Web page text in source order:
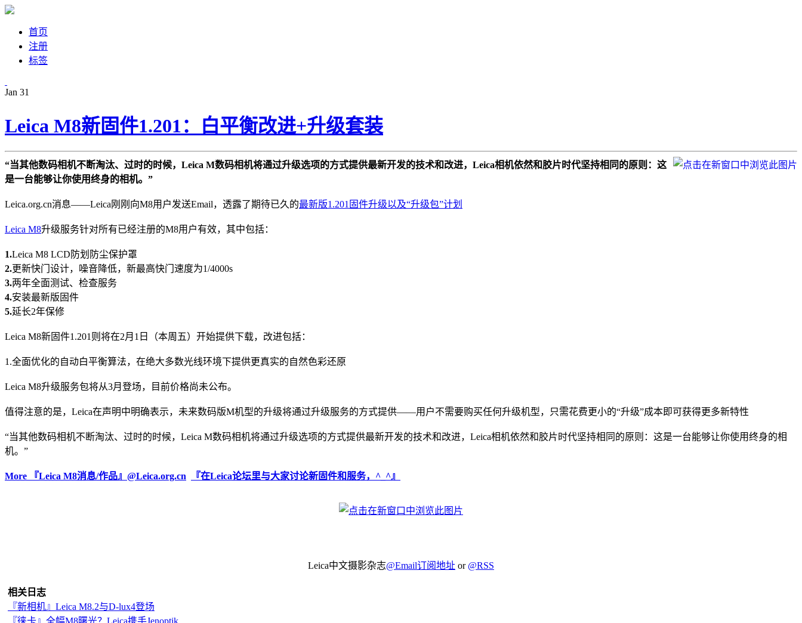
首页
注册
标签
Jan 31
Leica M8新固件1.201：白平衡改进+升级套装
“当其他数码相机不断淘汰、过时的时候，Leica M数码相机将通过升级选项的方式提供最新开发的技术和改进，Leica相机依然和胶片时代坚持相同的原则：这
是一台能够让你使用终身的相机。”
Leica.org.cn消息——Leica刚刚向M8用户发送Email，透露了期待已久的最新版1.201固件升级以及“升级包”计划
Leica M8升级服务针对所有已经注册的M8用户有效，其中包括：
1.Leica M8 LCD防划防尘保护罩
2.更新快门设计，噪音降低，新最高快门速度为1/4000s
3.两年全面测试、检查服务
4.安装最新版固件
5.延长2年保修
Leica M8新固件1.201则将在2月1日（本周五）开始提供下载，改进包括：
1.全面优化的自动白平衡算法，在绝大多数光线环境下提供更真实的自然色彩还原
Leica M8升级服务包将从3月登场，目前价格尚未公布。
值得注意的是，Leica在声明中明确表示，未来数码版M机型的升级将通过升级服务的方式提供——用户不需要购买任何升级机型，只需花费更小的“升级”成本即可获得更多新特性
“当其他数码相机不断淘汰、过时的时候，Leica M数码相机将通过升级选项的方式提供最新开发的技术和改进，Leica相机依然和胶片时代坚持相同的原则：这是一台能够让你使用终身的相
机。”
More 『Leica M8消息/作品』@Leica.org.cn 『在Leica论坛里与大家讨论新固件和服务，^_^』
Leica中文摄影杂志@Email订阅地址 or @RSS
相关日志
『新相机』Leica M8.2与D-lux4登场
『徕卡』全幅M8曙光？Leica携手Jenoptik